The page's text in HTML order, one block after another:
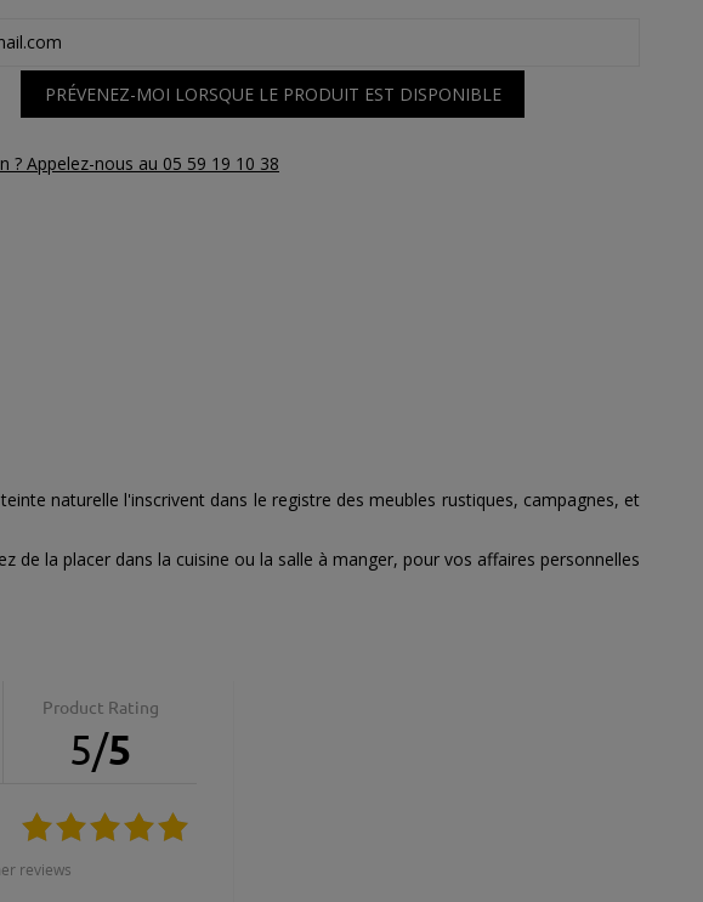
PRÉVENEZ-MOI LORSQUE LE PRODUIT EST DISPONIBLE
? Appelez-nous au 05 59 19 10 38
naturelle l'inscrivent dans le registre des meubles rustiques, campagnes, et
la placer dans la cuisine ou la salle à manger, pour vos affaires personnelles
Product Rating
5/5
reviews